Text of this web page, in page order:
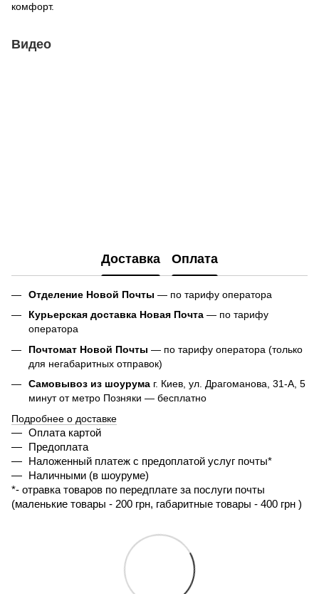
комфорт.
Видео
Доставка Оплата
Отделение Новой Почты — по тарифу оператора
Курьерская доставка Новая Почта — по тарифу
оператора
Почтомат Новой Почты — по тарифу оператора (только
для негабаритных отправок)
Самовывоз из шоурума г. Киев, ул. Драгоманова, 31-А, 5
минут от метро Позняки — бесплатно
Подробнее о доставке
Оплата картой
Предоплата
Наложенный платеж с предоплатой услуг почты*
Наличными (в шоуруме)
*- отравка товаров по передплате за послуги почты
(маленькие товары - 200 грн, габаритные товары - 400 грн )